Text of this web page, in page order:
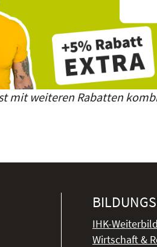
mit weiteren Rabatten
IHK-
Wirtschaft &